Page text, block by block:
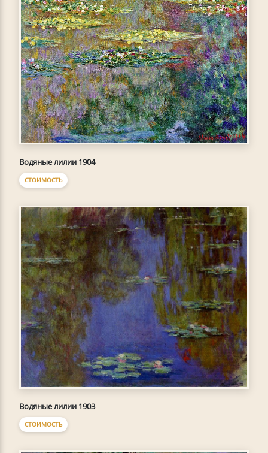
Водяные лилии 1904
СТОИМОСТЬ
Водяные лилии 1903
СТОИМОСТЬ